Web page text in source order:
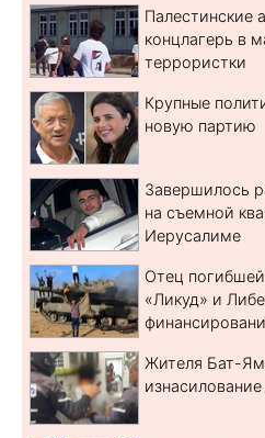
Палестинские
концлагерь в
террористки
Крупные
новую партию
Завершилось
на съемной
Иерусалиме
Отец
«Ликуд» и
Жителя Бат-